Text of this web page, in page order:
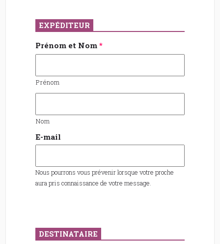
EXPÉDITEUR
Prénom et Nom *
Prénom
Nom
E-mail
Nous pourrons vous prévenir lorsque votre proche
aura pris connaissance de votre message.
DESTINATAIRE